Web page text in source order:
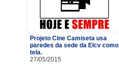
Projeto Cine Camiseta usa
paredes da sede da Elcv como
tela.
27/05/2015